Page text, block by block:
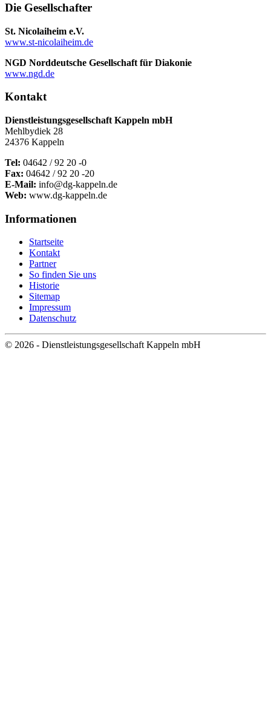
Die Gesellschafter
St. Nicolaiheim e.V.
www.st-nicolaiheim.de
NGD Norddeutsche Gesellschaft für Diakonie
www.ngd.de
Kontakt
Dienstleistungsgesellschaft Kappeln mbH
Mehlbydiek 28
24376 Kappeln
Tel: 04642 / 92 20 -0
Fax: 04642 / 92 20 -20
E-Mail: info@dg-kappeln.de
Web: www.dg-kappeln.de
Informationen
Startseite
Kontakt
Partner
So finden Sie uns
Historie
Sitemap
Impressum
Datenschutz
© 2026 - Dienstleistungsgesellschaft Kappeln mbH